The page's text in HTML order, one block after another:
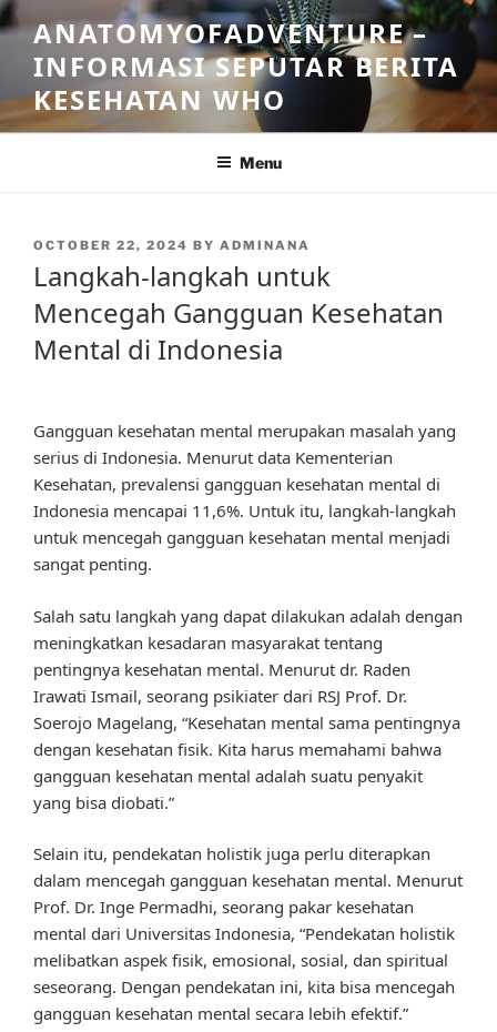
Skip
to
content
ANATOMYOFADVENTURE –
INFORMASI SEPUTAR BERITA
KESEHATAN WHO
Menu
POSTED
OCTOBER 22, 2024 BY ADMINANA
Langkah-langkah untuk
Mencegah Gangguan Kesehatan
Mental di Indonesia
Gangguan kesehatan mental merupakan masalah yang
serius di Indonesia. Menurut data Kementerian
Kesehatan, prevalensi gangguan kesehatan mental di
Indonesia mencapai 11,6%. Untuk itu, langkah-langkah
untuk mencegah gangguan kesehatan mental menjadi
sangat penting.
Salah satu langkah yang dapat dilakukan adalah dengan
meningkatkan kesadaran masyarakat tentang
pentingnya kesehatan mental. Menurut dr. Raden
Irawati Ismail, seorang psikiater dari RSJ Prof. Dr.
Soerojo Magelang, “Kesehatan mental sama pentingnya
dengan kesehatan fisik. Kita harus memahami bahwa
gangguan kesehatan mental adalah suatu penyakit
yang bisa diobati.”
Selain itu, pendekatan holistik juga perlu diterapkan
dalam mencegah gangguan kesehatan mental. Menurut
Prof. Dr. Inge Permadhi, seorang pakar kesehatan
mental dari Universitas Indonesia, “Pendekatan holistik
melibatkan aspek fisik, emosional, sosial, dan spiritual
seseorang. Dengan pendekatan ini, kita bisa mencegah
gangguan kesehatan mental secara lebih efektif.”